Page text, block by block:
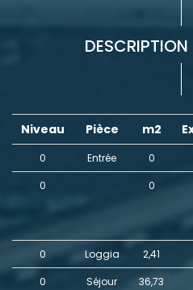
DESCRIPTION
Niveau Pièce m2
0 Entrée 0
0
0
0
Loggia 2,41
0
Séjour 36,73